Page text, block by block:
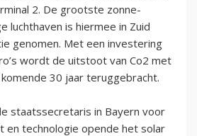
2. De grootste zonne-
luchthaven is hiermee in Zuid
genomen. Met een investering
wordt de uitstoot van Co2 met
30 jaar teruggebracht.
staatssecretaris in Bayern voor
en technologie opende het solar